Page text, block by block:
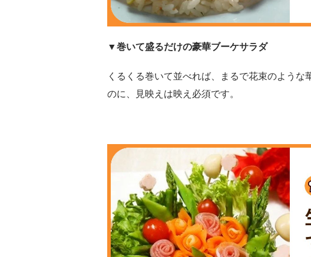
▼巻いて盛るだけの豪華ブーケサラダ
くるくる巻いて並べれば、まるで花束のよう
のに、見映えは映え必須です。